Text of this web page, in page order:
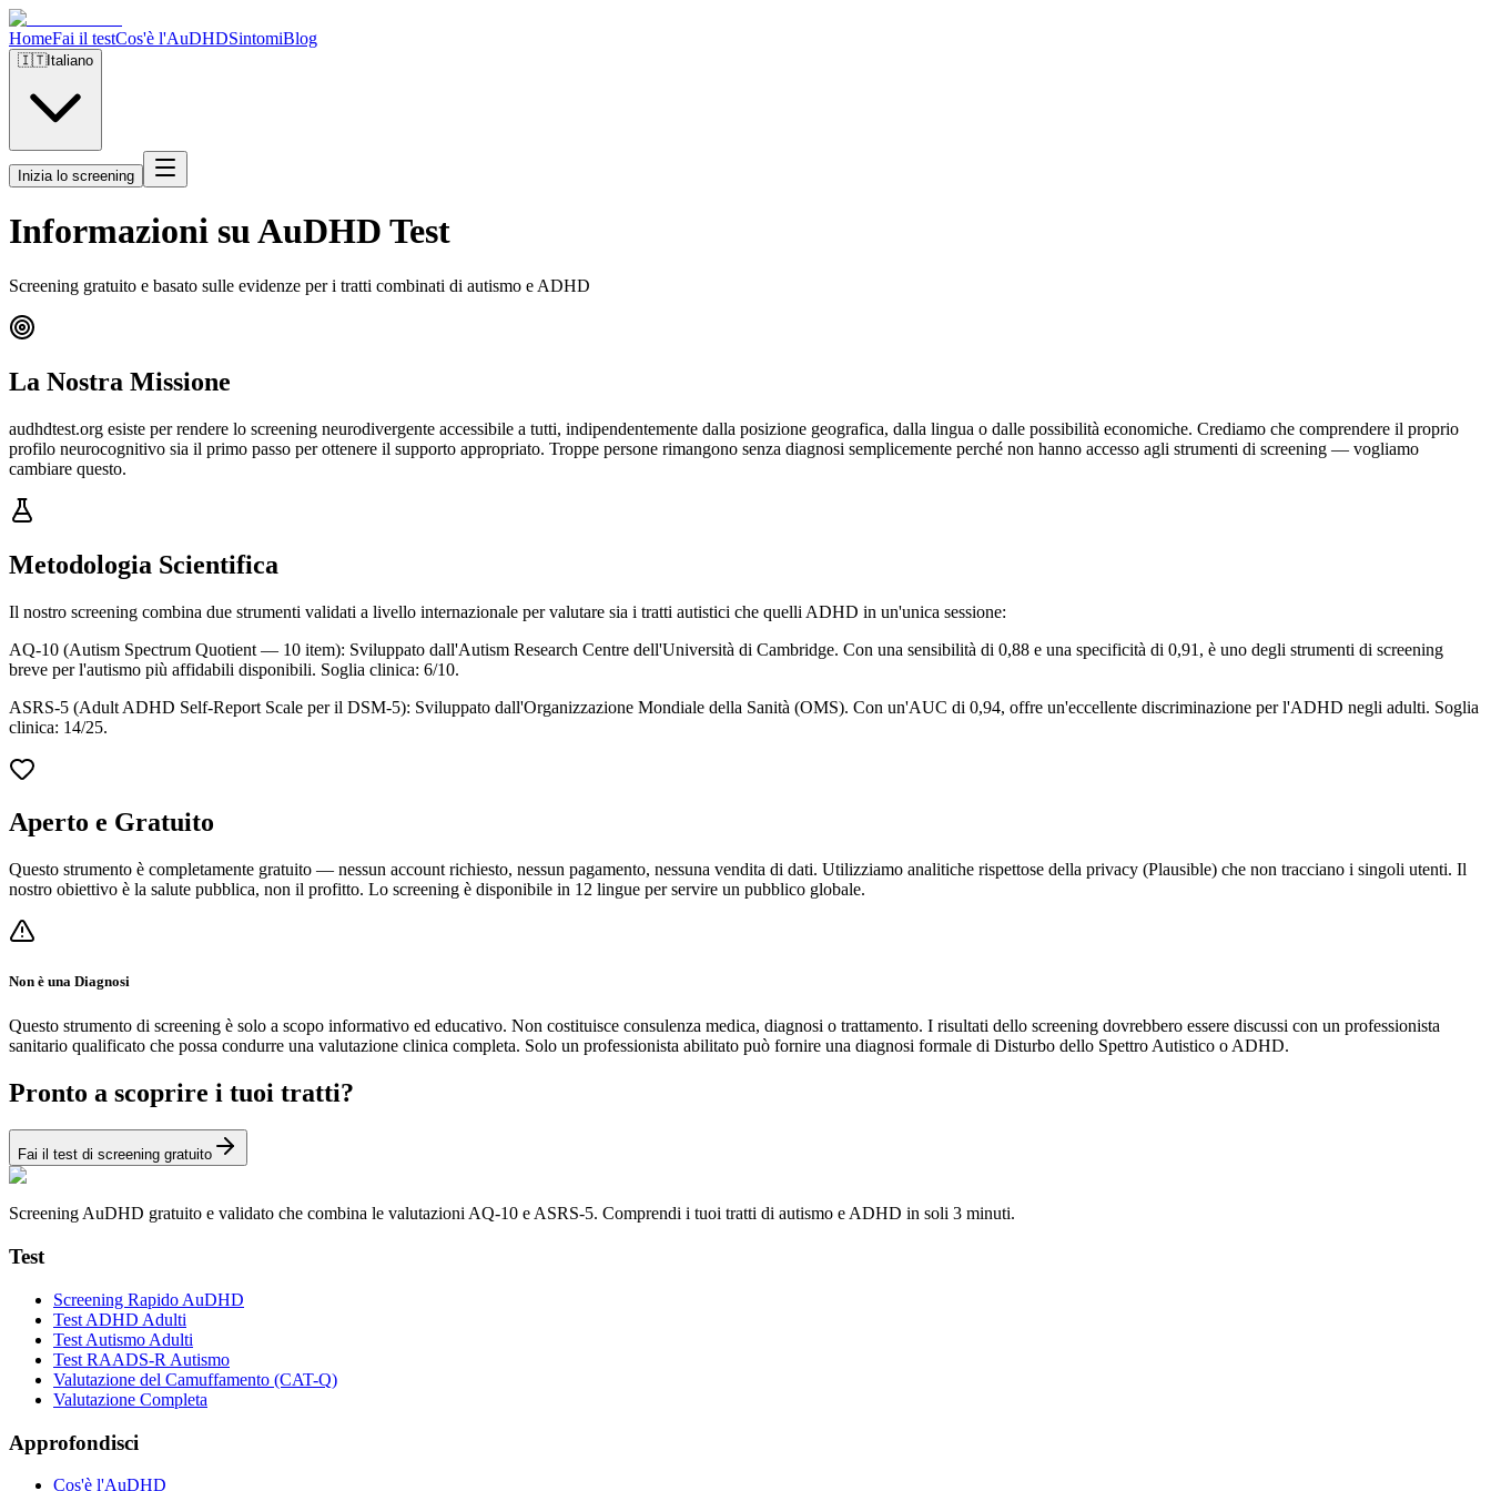
HomeFai il testCos'è l'AuDHDSintomiBlog
🇮🇹Italiano
Inizia lo screening
Informazioni su AuDHD Test
Screening gratuito e basato sulle evidenze per i tratti combinati di autismo e ADHD
La Nostra Missione
audhdtest.org esiste per rendere lo screening neurodivergente accessibile a tutti, indipendentemente dalla posizione geografica, dalla lingua o dalle possibilità economiche. Crediamo che comprendere il proprio
profilo neurocognitivo sia il primo passo per ottenere il supporto appropriato. Troppe persone rimangono senza diagnosi semplicemente perché non hanno accesso agli strumenti di screening — vogliamo
cambiare questo.
Metodologia Scientifica
Il nostro screening combina due strumenti validati a livello internazionale per valutare sia i tratti autistici che quelli ADHD in un'unica sessione:
AQ-10 (Autism Spectrum Quotient — 10 item): Sviluppato dall'Autism Research Centre dell'Università di Cambridge. Con una sensibilità di 0,88 e una specificità di 0,91, è uno degli strumenti di screening
breve per l'autismo più affidabili disponibili. Soglia clinica: 6/10.
ASRS-5 (Adult ADHD Self-Report Scale per il DSM-5): Sviluppato dall'Organizzazione Mondiale della Sanità (OMS). Con un'AUC di 0,94, offre un'eccellente discriminazione per l'ADHD negli adulti. Soglia
clinica: 14/25.
Aperto e Gratuito
Questo strumento è completamente gratuito — nessun account richiesto, nessun pagamento, nessuna vendita di dati. Utilizziamo analitiche rispettose della privacy (Plausible) che non tracciano i singoli utenti. Il
nostro obiettivo è la salute pubblica, non il profitto. Lo screening è disponibile in 12 lingue per servire un pubblico globale.
Non è una Diagnosi
Questo strumento di screening è solo a scopo informativo ed educativo. Non costituisce consulenza medica, diagnosi o trattamento. I risultati dello screening dovrebbero essere discussi con un professionista
sanitario qualificato che possa condurre una valutazione clinica completa. Solo un professionista abilitato può fornire una diagnosi formale di Disturbo dello Spettro Autistico o ADHD.
Pronto a scoprire i tuoi tratti?
Fai il test di screening gratuito
Screening AuDHD gratuito e validato che combina le valutazioni AQ-10 e ASRS-5. Comprendi i tuoi tratti di autismo e ADHD in soli 3 minuti.
Test
Screening Rapido AuDHD
Test ADHD Adulti
Test Autismo Adulti
Test RAADS-R Autismo
Valutazione del Camuffamento (CAT-Q)
Valutazione Completa
Approfondisci
Cos'è l'AuDHD